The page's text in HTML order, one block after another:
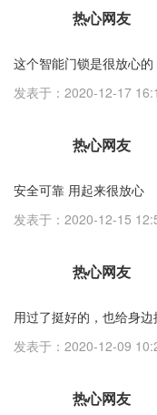
热心网友
这个智能门锁是很放心
发表于：2020-12-17
热心网友
安全可靠 用起来很放心
发表于：2020-12-15
热心网友
用过了挺好的，也给身
发表于：2020-12-09
热心网友